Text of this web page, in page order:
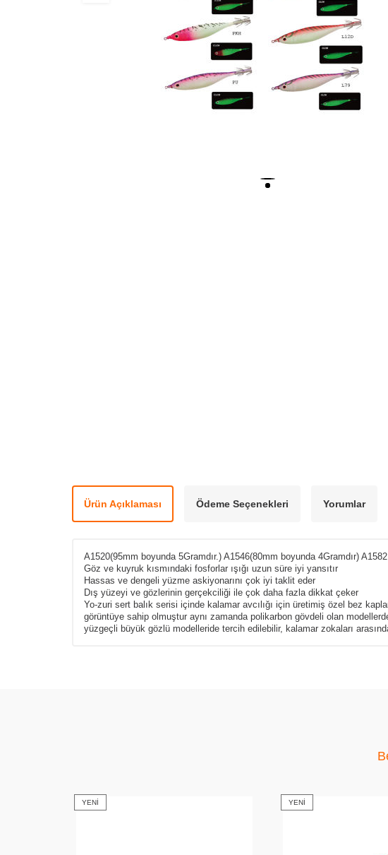
Ürün Açıklaması Ödeme Seçenekleri Yorumlar
A1520(95mm boyunda 5Gramdır.) A1546(80mm boyunda 4Gramdır)
Göz ve kuyruk kısmındaki fosforlar ışığı uzun süre iyi yansıtır
Hassas ve dengeli yüzme askiyonarını çok iyi taklit eder
Dış yüzeyi ve gözlerinin gerçekciliği ile çok daha fazla dikkat çeker
Yo-zuri sert balık serisi içinde kalamar avcılığı için üretimiş özel bez
görüntüye sahip olmuştur aynı zamanda polikarbon gövdeli olan
yüzgeçli büyük gözlü modelleride tercih edilebilir, kalamar zokaları
YENI YENI